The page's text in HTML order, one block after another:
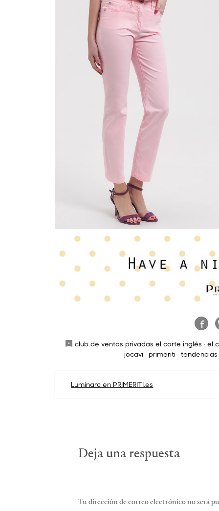
club de ventas privadas el corte inglés · el
jocavi · primeriti ·
Navegación
Luminarc en PRIMERITI.es
Deja una respuesta
Tu dirección de correo electrónico no será